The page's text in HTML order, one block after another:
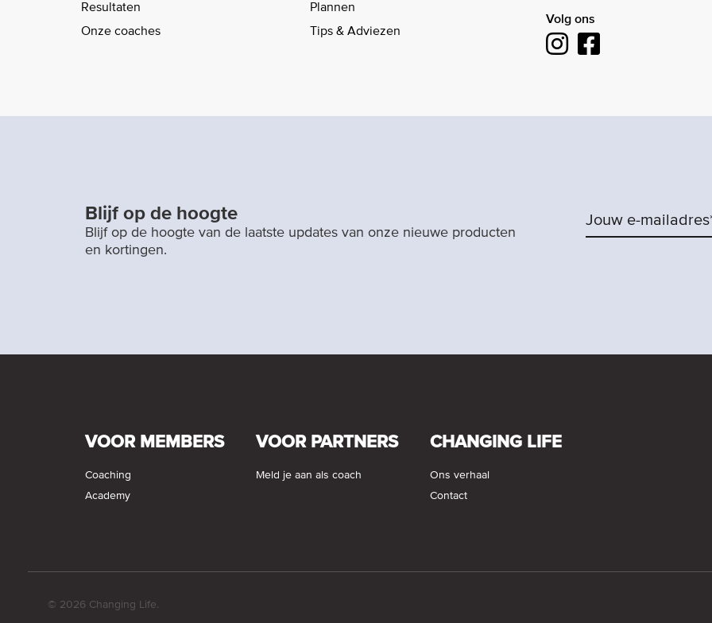
Resultaten
Plannen
Onze coaches
Tips & Adviezen
Volg ons
Blijf op de hoogte
Blijf op de hoogte van de laatste updates van onze nieuwe producten
en kortingen.
VOOR MEMBERS
Coaching
Academy
VOOR PARTNERS
Meld je aan als coach
CHANGING LIFE
Ons verhaal
Contact
© 2026 Changing Life.